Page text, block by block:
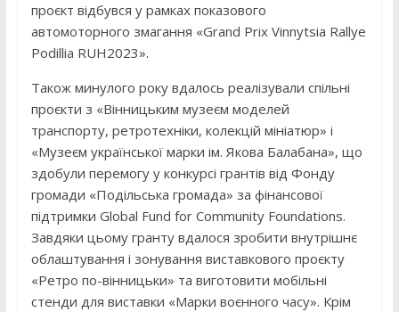
проєкт відбувся у рамках показового
автомоторного змагання «Grand Prix Vinnytsia Rallye
Podillia RUH2023».
Також минулого року вдалось реалізували спільні
проєкти з «Вінницьким музеєм моделей
транспорту, ретротехніки, колекцій мініатюр» і
«Музеєм української марки ім. Якова Балабана», що
здобули перемогу у конкурсі грантів від Фонду
громади «Подільська громада» за фінансової
підтримки Global Fund for Community Foundations.
Завдяки цьому гранту вдалося зробити внутрішнє
облаштування і зонування виставкового проєкту
«Ретро по-вінницьки» та виготовити мобільні
стенди для виставки «Марки воєнного часу». Крім